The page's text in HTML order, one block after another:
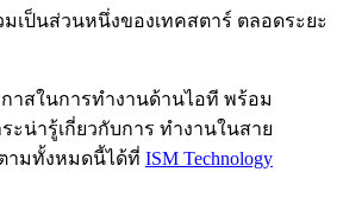
ป็นส่วนหนึ่งของเทคสตาร์ ตลอดระยะ
สในการทำงานด้านไอที พร้อม
ะน่ารู้เกี่ยวกับการ ทำงานในสาย
ามทั้งหมดนี้ได้ที่ ISM Technology